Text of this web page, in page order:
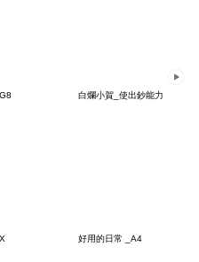
白爛小賀_使出鈔能力
好用的日常 _A4